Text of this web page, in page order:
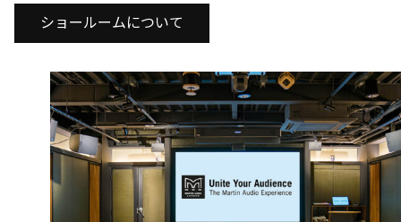
ショールームについて